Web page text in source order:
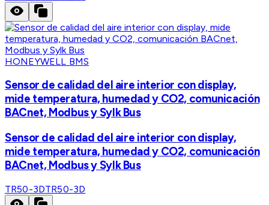
HONEYWELL BMS
Sensor de calidad del aire interior con display,
mide temperatura, humedad y CO2, comunicación
BACnet, Modbus y Sylk Bus
Sensor de calidad del aire interior con display,
mide temperatura, humedad y CO2, comunicación
BACnet, Modbus y Sylk Bus
TR50-3DTR50-3D